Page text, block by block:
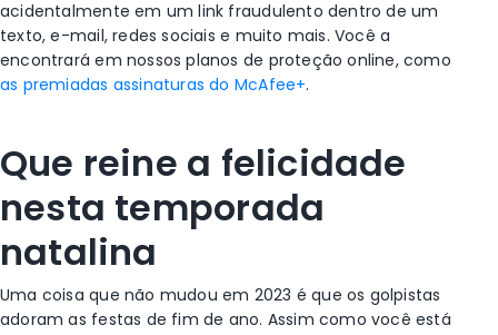
acidentalmente em um link fraudulento dentro de um
texto, e-mail, redes sociais e muito mais. Você a
encontrará em nossos planos de proteção online, como
as premiadas assinaturas do McAfee+.
Que reine a felicidade
nesta temporada
natalina
Uma coisa que não mudou em 2023 é que os golpistas
adoram as festas de fim de ano. Assim como você está